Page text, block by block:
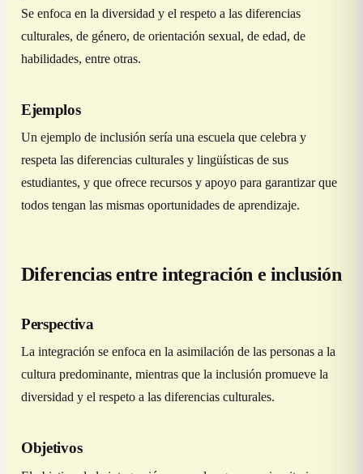
Se enfoca en la diversidad y el respeto a las diferencias
culturales, de género, de orientación sexual, de edad, de
habilidades, entre otras.
Ejemplos
Un ejemplo de inclusión sería una escuela que celebra y
respeta las diferencias culturales y lingüísticas de sus
estudiantes, y que ofrece recursos y apoyo para garantizar que
todos tengan las mismas oportunidades de aprendizaje.
Diferencias entre integración e inclusión
Perspectiva
La integración se enfoca en la asimilación de las personas a la
cultura predominante, mientras que la inclusión promueve la
diversidad y el respeto a las diferencias culturales.
Objetivos